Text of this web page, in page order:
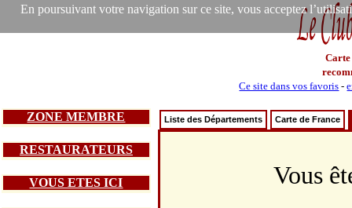
En poursuivant votre navigation sur ce site, vous acceptez
Carte
Ce site dans vos favoris -
ZONE MEMBRE
RESTAURATEURS
VOUS ETES ICI
Liste des Départements Carte de France
Vous